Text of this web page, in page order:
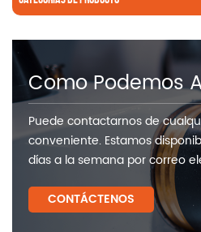
Como Podemos
Puede contactarnos de
conveniente. Estamos
días a la semana por correo
CONTÁCTENOS